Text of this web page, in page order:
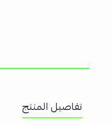
تفاصيل المنتج